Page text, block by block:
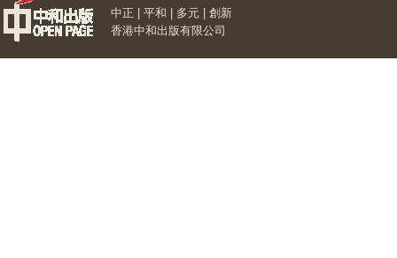
⑳
中正 | 平和 | 多元 | 創新
香港中和出版有限公司